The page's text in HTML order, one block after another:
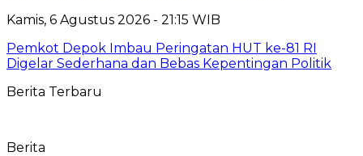
Kamis, 6 Agustus 2026 - 21:15 WIB
Pemkot Depok Imbau Peringatan HUT ke-81 RI
Digelar Sederhana dan Bebas Kepentingan Politik
Berita Terbaru
Berita